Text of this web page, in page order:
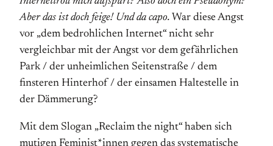
Aber das ist doch feige! Und da capo. War diese Angst
vor „dem bedrohlichen Internet“ nicht sehr
vergleichbar mit der Angst vor dem gefährlichen
Park / der unheimlichen Seitenstraße / dem
finsteren Hinterhof / der einsamen Haltestelle in
der Dämmerung?
Mit dem Slogan „Reclaim the night“ haben sich
mutigen Feminist*innen gegen das systematische